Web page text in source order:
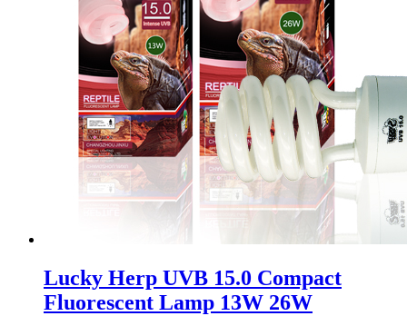
Lucky Herp UVB 15.0 Compact
Fluorescent Lamp 13W 26W